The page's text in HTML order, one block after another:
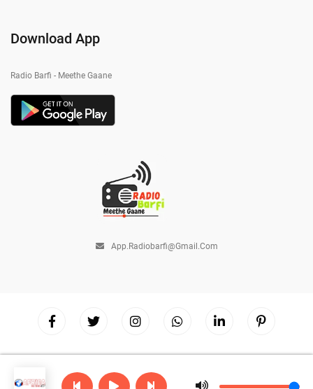
Download App
Radio Barfi - Meethe Gaane
App.radiobarfi@gmail.com
Copyright © 2026Radio Barfi | Powered byHostinger